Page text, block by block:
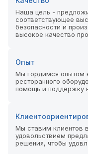
Наша цель -
соответствующее
безопасности и
высокое качество
Опыт
Мы гордимся опытом
ресторанного
помощь и поддержку
Мы ставим клиентов
удовольствием
решения, чтобы